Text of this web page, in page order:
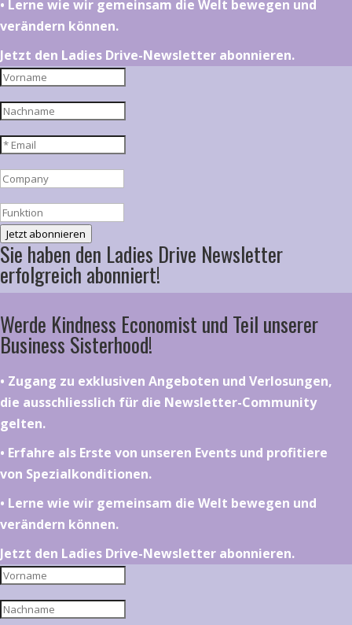
•⁠ ⁠⁠Lerne wie wir gemeinsam die Welt bewegen und
verändern können.
Jetzt den Ladies Drive-Newsletter abonnieren.
Jetzt abonnieren
Sie haben den Ladies Drive Newsletter
erfolgreich abonniert!
Werde Kindness Economist und Teil unserer
Business Sisterhood!
•⁠ ⁠⁠Zugang zu exklusiven Angeboten und Verlosungen,
die ausschliesslich für die Newsletter-Community
gelten.
•⁠ ⁠⁠Erfahre als Erste von unseren Events und profitiere
von Spezialkonditionen.
•⁠ ⁠⁠Lerne wie wir gemeinsam die Welt bewegen und
verändern können.
Jetzt den Ladies Drive-Newsletter abonnieren.